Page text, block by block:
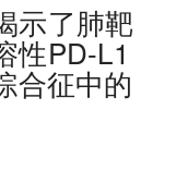
示了肺靶
性PD-L1
合征中的